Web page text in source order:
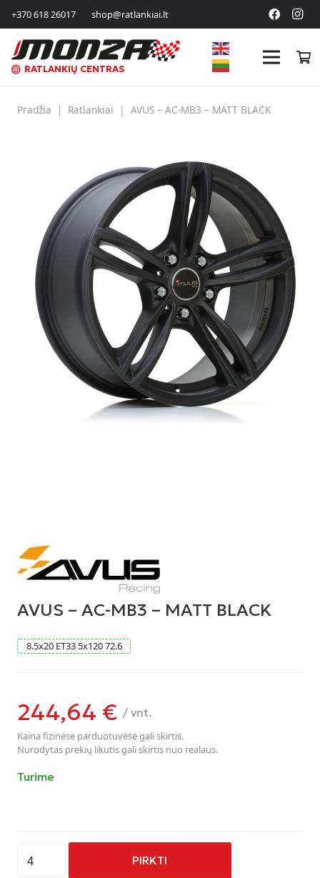
+370 618 26017 shop@ratlankiai.lt
RATLANKIŲ CENTRAS
Pradžia | Ratlankiai | AVUS – AC-MB3 – MATT BLACK
AVUS – AC-MB3 – MATT BLACK
8.5x20 ET33 5x12072.6
244,64 € / vnt.
Kaina fizinėse parduotuvėse gali skirtis.
Nurodytas prekių likutis gali skirtis nuo realaus.
Turime
kiekis:
PIRKTI